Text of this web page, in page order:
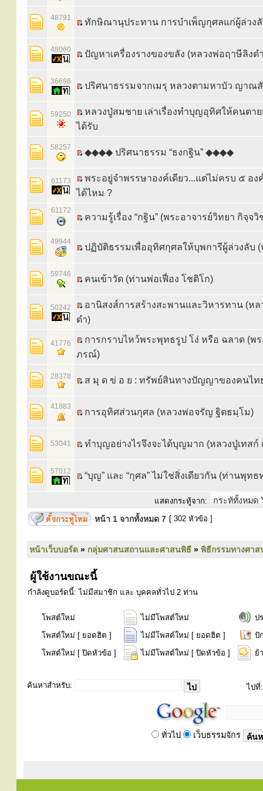
48791 ทักษิณานุประทาน การบำเพ็ญกุศลแก่ผู้ล่วง
48060 ปัญหาเครื่องรางของขลัง (หลวงพ่อฤาษีลิงด
36698 ปริศนาธรรมจากเมรุ หลวงตามหาบัว ญาณ
59250
หลวงปู่สมชาย เล่าเรื่องทำบุญอุทิศให้คนตา
ได้รับ
58257 ◆◆◆◆ ปริศนาธรรม “ธงกฐิน” ◆◆◆◆
61173
พระอยู่จำพรรษาองค์เดียว...แต่ไม่ครบ ๕ อง
ได้ไหม ?
61172
ความรู้เรื่อง “กฐิน” (พระอาจารย์วิทยา กิจฺจวิ
49944
ปฏิบัติธรรมเพื่ออุทิศกุศลให้บุพการีผู้ล่วงลับ
59746 คนเข้าวัด (ท่านพ่อเฟื่อง โชติโก)
50242
อานิสงส์การสร้างสะพานและวิหารทาน‬ (ห
ดำ)
41776
การกราบไหว้พระพุทธรูป โง่ หรือ ฉลาด (พ
ภรณ์)
28378 ส มุ ด ข่ อ ย : ทรัพย์สินทางปัญญาของคนไท
41883
การอุทิศส่วนกุศล (หลวงพ่อจรัญ ฐิตธมฺโม)
53041 ทำบุญอย่างไรจึงจะได้บุญมาก (หลวงปู่เทสก์
57012 “บุญ” และ “กุศล” ไม่ใช่สิ่งเดียวกัน (ท่านพุท
แสดงกระทู้จาก:
หน้า 1 จากทั้งหมด 7 [ 302 หัวข้อ ]
หน้าเว็บบอร์ด » กลุ่มศาสนสถานและศาสนพิธี » พิธีกรรมทางศา
ผู้ใช้งานขณะนี้
กำลังดูบอร์ดนี้: ไม่มีสมาชิก และ บุคคลทั่วไป 2 ท่าน
โพสต์ใหม่ ไม่มีโพสต์ใหม่
ป
โพสต์ใหม่ [ ยอดฮิต ]
ไม่มีโพสต์ใหม่ [ ยอดฮิต ]
ปั
โพสต์ใหม่ [ ปิดหัวข้อ ]
ไม่มีโพสต์ใหม่ [ ปิดหัวข้อ ] ย้
ค้นหาสำหรับ: ไปที่:
ทั่วไป เว็บธรรมจักร